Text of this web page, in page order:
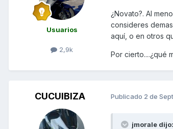
Usuarios
2,9k
¿Novato?. Al
consideres
aquí, o en otros
Por cierto....¿qué
CUCUIBIZA Publicado 2 de
jmorale dijo: